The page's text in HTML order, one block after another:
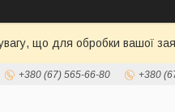
що для обробки вашої
+380 (67) 565-66-80 +380